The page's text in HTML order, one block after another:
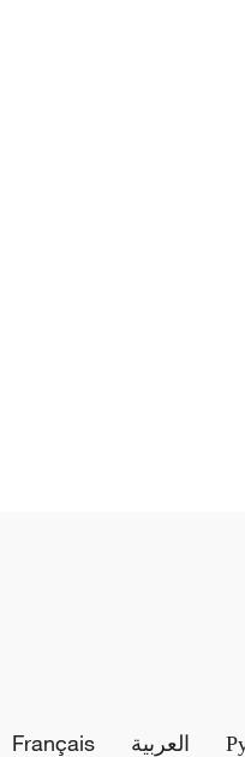
Français العربية